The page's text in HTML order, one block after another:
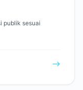
publik sesuai